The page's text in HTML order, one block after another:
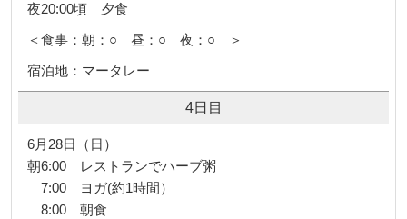
夜20:00頃 夕食
＜食事：朝：○ 昼：○ 夜：○ ＞
宿泊地：マータレー
4日目
6月28日（日）
朝6:00 レストランでハーブ粥
7:00 ヨガ(約1時間）
8:00 朝食